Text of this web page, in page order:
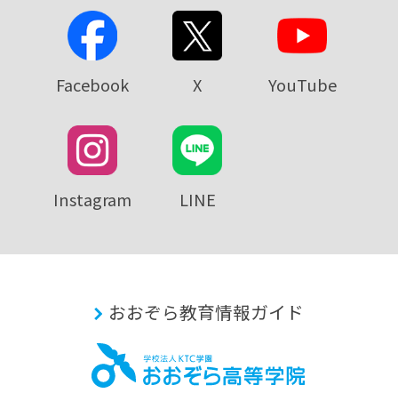
Facebook X YouTube
Instagram LINE
おおぞら教育情報ガイド